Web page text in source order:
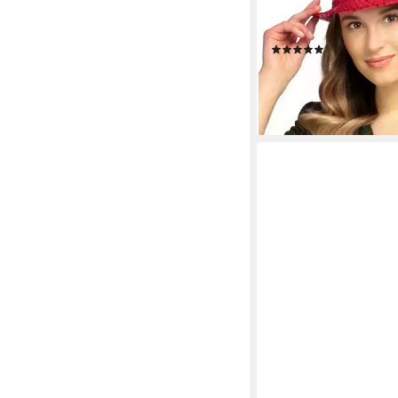
Disco Party,
Accessoire für
Festivals (1)
ab 9,99 €
lieferbar - in 5-6